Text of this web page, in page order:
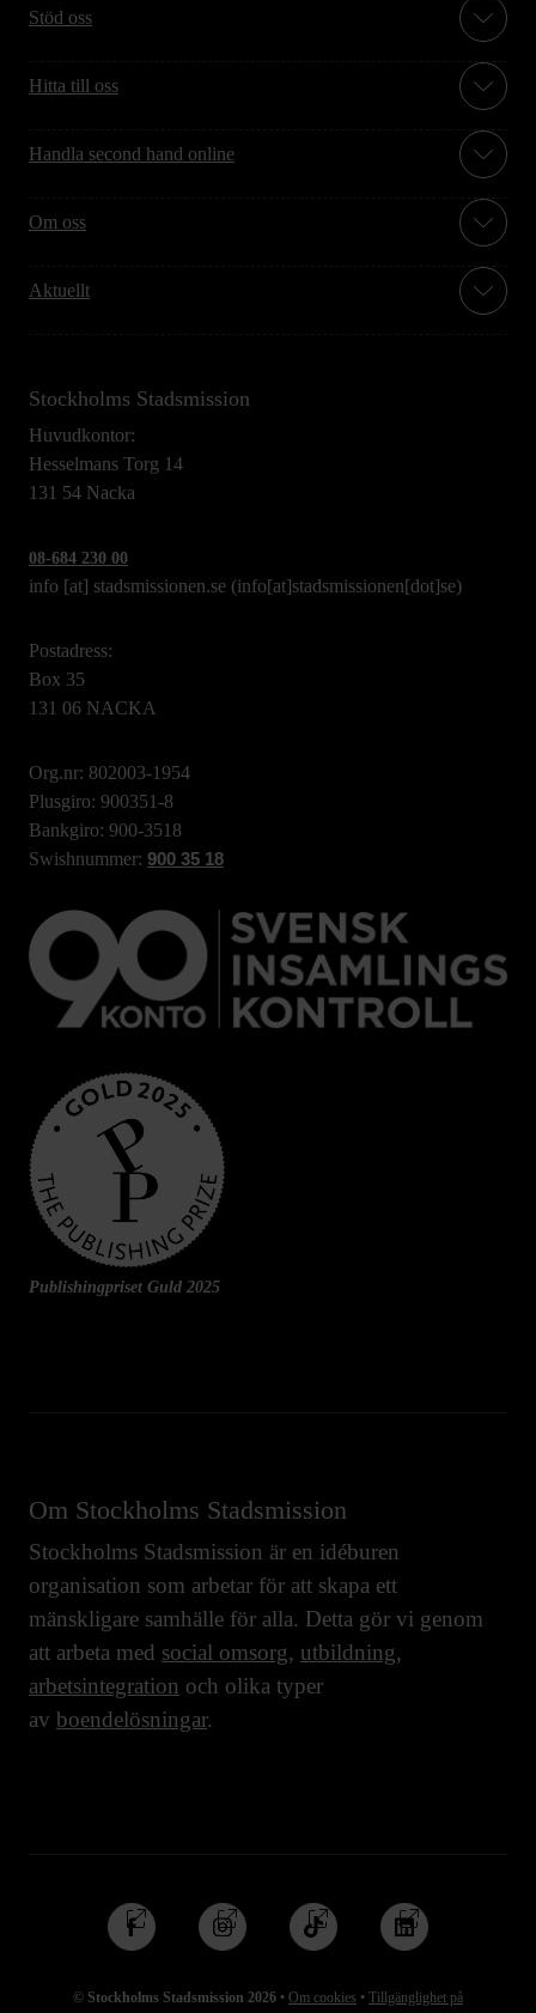
Stöd oss
Hitta till oss
Handla second hand online
Om oss
Aktuellt
Stockholms Stadsmission
Huvudkontor:
Hesselmans Torg 14
131 54 Nacka
08-684 230 00
info [at] stadsmissionen.se (info[at]stadsmissionen[dot]se)
Postadress:
Box 35
131 06 NACKA
Org.nr: 802003-1954
Plusgiro: 900351-8
Bankgiro: 900-3518
Swishnummer: 900 35 18
Publishingpriset Guld 2025
Om Stockholms Stadsmission
Stockholms Stadsmission är en idéburen
organisation som arbetar för att skapa ett
mänskligare samhälle för alla. Detta gör vi genom
att arbeta med social omsorg, utbildning,
arbetsintegration och olika typer
av boendelösningar.
© Stockholms Stadsmission 2026 • Om cookies • Tillgänglighet på
Följ
oss
Facebook
Följ
oss
Instagram
Följ
oss
TikTok
Följ
oss
Linkedin